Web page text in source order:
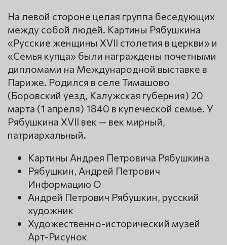
На левой стороне целая группа беседующих
между собой людей. Картины Рябушкина
«Русские женщины XVII столетия в церкви» и
«Семья купца» были награждены почетными
дипломами на Международной выставке в
Париже. Родился в селе Тимашово
(Боровский уезд, Калужская губерния) 20
марта (1 апреля) 1840 в купеческой семье. У
Рябушкина XVII век — век мирный,
патриархальный.
Картины Андрея Петровича Рябушкина
Рябушкин, Андрей Петрович
Информацию О
Андрей Петрович Рябушкин, русский
художник
Художественно-исторический музей
Арт-Рисунок